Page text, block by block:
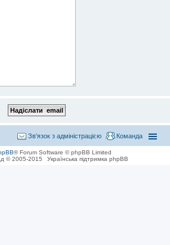
Команда
Зв'язок з адміністрацією
® Forum Software © phpBB Limited
© 2005-2015
Українська підтримка phpBB